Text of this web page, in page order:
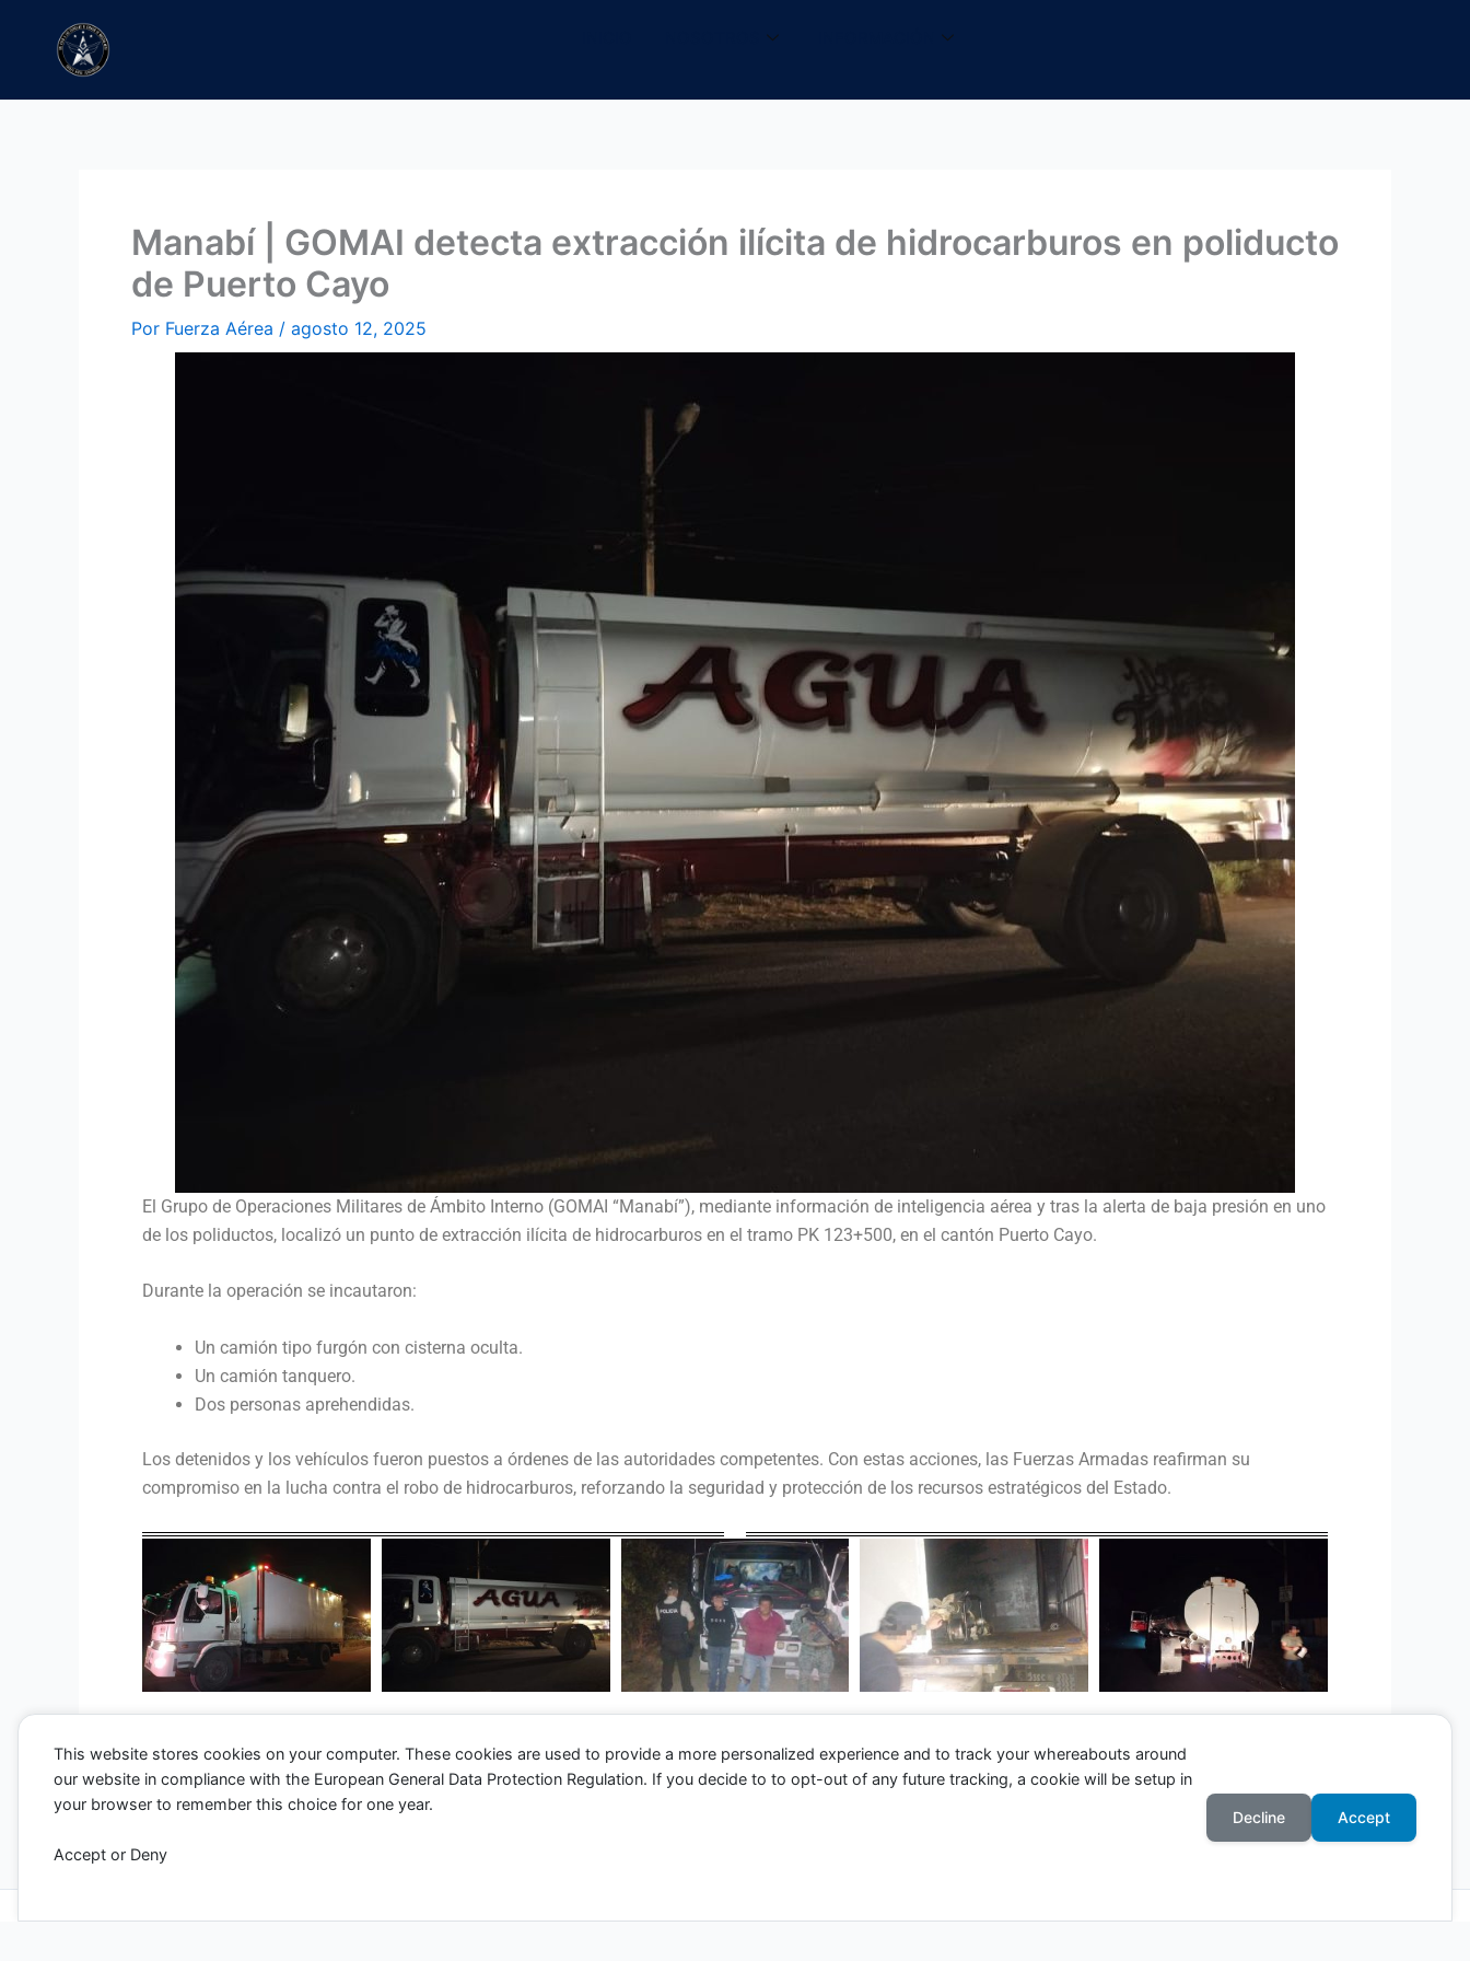
contenido
Manabí | GOMAI detecta extracción ilícita de hidrocarburos en poliducto
de Puerto Cayo
Por Fuerza Aérea / agosto 12, 2025
El Grupo de Operaciones Militares de Ámbito Interno (GOMAI “Manabí”), mediante información de inteligencia aérea y tras la alerta de baja presión en uno
de los poliductos, localizó un punto de extracción ilícita de hidrocarburos en el tramo PK 123+500, en el cantón Puerto Cayo.
Durante la operación se incautaron:
Un camión tipo furgón con cisterna oculta.
Un camión tanquero.
Dos personas aprehendidas.
Los detenidos y los vehículos fueron puestos a órdenes de las autoridades competentes. Con estas acciones, las Fuerzas Armadas reafirman su
compromiso en la lucha contra el robo de hidrocarburos, reforzando la seguridad y protección de los recursos estratégicos del Estado.
←Entrada anterior Entrada siguiente
Todos los derechos © 2026 Fuerza Aérea Ecuatoriana | Funciona gracias aTema Astra para WordPress
This website stores cookies on your computer. These cookies are used to provide a more personalized experience and to track your whereabouts around
our website in compliance with the European General Data Protection Regulation. If you decide to to opt-out of any future tracking, a cookie will be setup in
your browser to remember this choice for one year.
Accept or Deny
Decline Accept